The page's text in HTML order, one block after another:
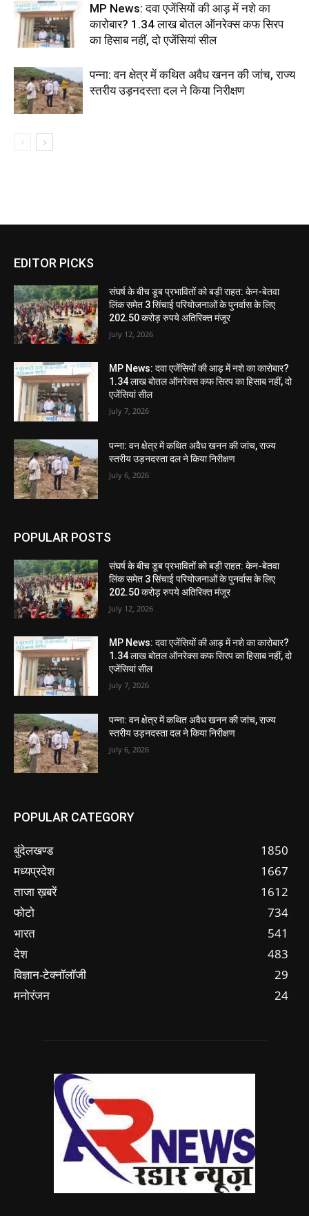
MP News: दवा एजेंसियों की आड़ में नशे का
कारोबार? 1.34 लाख बोतल ऑनरेक्स कफ सिरप
का हिसाब नहीं, दो एजेंसियां सील
पन्ना: वन क्षेत्र में कथित अवैध खनन की जांच, राज्य
स्तरीय उड़नदस्ता दल ने किया निरीक्षण
EDITOR PICKS
संघर्ष के बीच डूब प्रभावितों को बड़ी राहत: केन-बेतवा
लिंक समेत 3 सिंचाई परियोजनाओं के पुनर्वास के लिए
202.50 करोड़ रुपये अतिरिक्त मंजूर
July 12, 2026
MP News: दवा एजेंसियों की आड़ में नशे का कारोबार?
1.34 लाख बोतल ऑनरेक्स कफ सिरप का हिसाब नहीं, दो
एजेंसियां सील
July 7, 2026
पन्ना: वन क्षेत्र में कथित अवैध खनन की जांच, राज्य
स्तरीय उड़नदस्ता दल ने किया निरीक्षण
July 6, 2026
POPULAR POSTS
संघर्ष के बीच डूब प्रभावितों को बड़ी राहत: केन-बेतवा
लिंक समेत 3 सिंचाई परियोजनाओं के पुनर्वास के लिए
202.50 करोड़ रुपये अतिरिक्त मंजूर
July 12, 2026
MP News: दवा एजेंसियों की आड़ में नशे का कारोबार?
1.34 लाख बोतल ऑनरेक्स कफ सिरप का हिसाब नहीं, दो
एजेंसियां सील
July 7, 2026
पन्ना: वन क्षेत्र में कथित अवैध खनन की जांच, राज्य
स्तरीय उड़नदस्ता दल ने किया निरीक्षण
July 6, 2026
POPULAR CATEGORY
बुंदेलखण्ड
1850
मध्यप्रदेश
1667
ताजा ख़बरें
1612
फोटो
734
भारत
541
देश
483
विज्ञान-टेक्नॉलॉजी
29
मनोरंजन
24